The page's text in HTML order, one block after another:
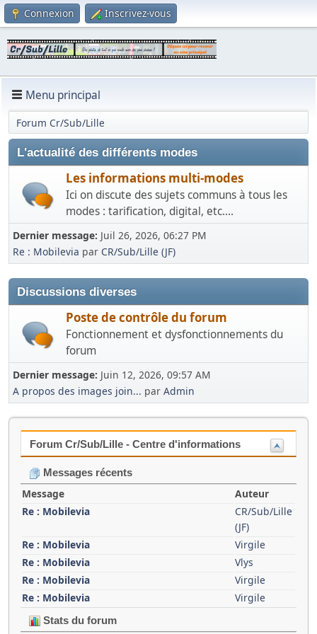
Connexion Inscrivez-vous
Menu principal
Forum Cr/Sub/Lille
L'actualité des différents modes
Les informations multi-modes
Ici on discute des sujets communs à tous les
modes : tarification, digital, etc....
Dernier message: Juil 26, 2026, 06:27 PM
Re : Mobilevia par CR/Sub/Lille (JF)
Discussions diverses
Poste de contrôle du forum
Fonctionnement et dysfonctionnements du
forum
Dernier message: Juin 12, 2026, 09:57 AM
A propos des images join... par Admin
Forum Cr/Sub/Lille - Centre d'informations
Messages récents
Message
Auteur
Re : Mobilevia
CR/Sub/Lille
(JF)
Re : Mobilevia
Virgile
Re : Mobilevia
Vlys
Re : Mobilevia
Virgile
Re : Mobilevia
Virgile
Stats du forum